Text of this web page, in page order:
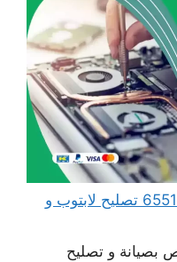
مهندس كمبيوتر الضباعية 65511033 تصليح لابتوب و
بصيانة و تصليح